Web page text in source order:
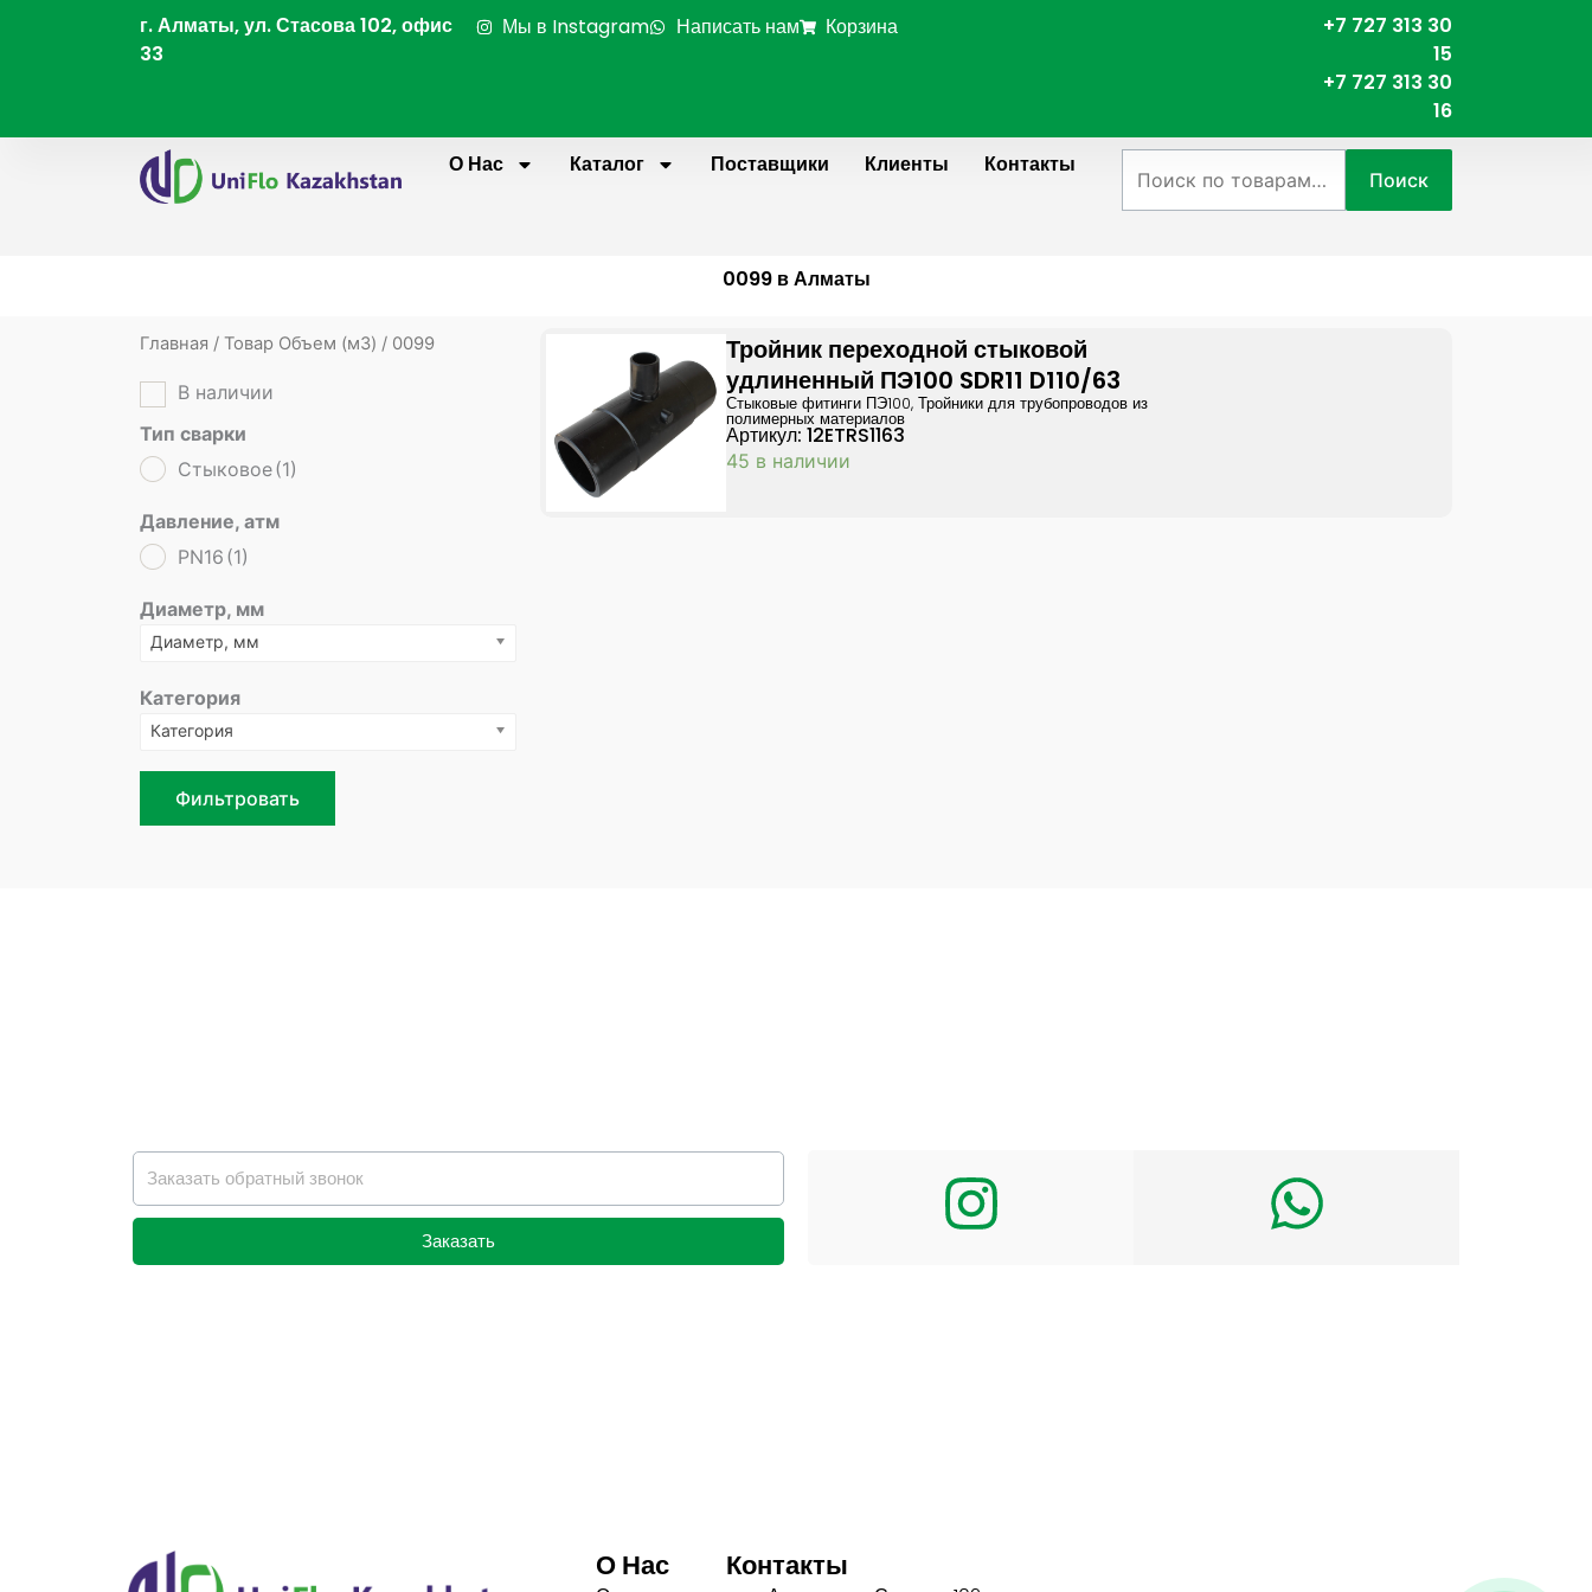
г. Алматы, ул. Стасова 102, офис
33
Мы в Instagram Написать нам Корзина
+7 727 313 30
15
+7 727 313 30
16
О Нас
Каталог Поставщики Клиенты Контакты
Поиск
0099 в Алматы
Главная / Товар Объем (м3) / 0099
В наличии
Тип сварки
Стыковое(1)
Давление, атм
PN16 (1)
Диаметр, мм
Диаметр, мм
Категория
Категория
Фильтровать
Тройник переходной стыковой
удлиненный ПЭ100 SDR11 D110/63
Стыковые фитинги ПЭ100,Тройники для трубопроводов из
полимерных материалов
Артикул: 12ETRS1163
45 в наличии
Заказать
О Нас Контакты